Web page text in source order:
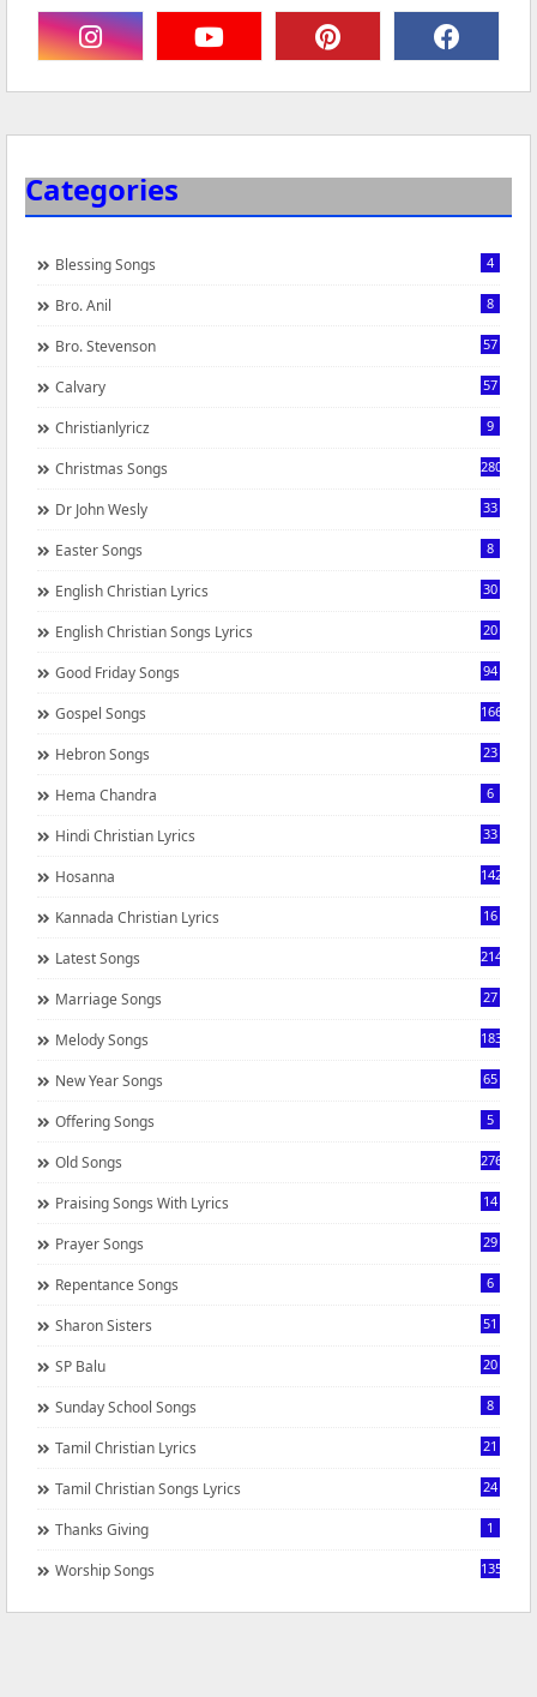
Categories
Blessing Songs 4
Bro. Anil 8
Bro. Stevenson 57
Calvary 57
Christianlyricz 9
Christmas Songs 280
Dr John Wesly 33
Easter Songs 8
English Christian Lyrics 30
English Christian Songs Lyrics 20
Good Friday Songs 94
Gospel Songs 166
Hebron Songs 23
Hema Chandra 6
Hindi Christian Lyrics 33
Hosanna 142
Kannada Christian Lyrics 16
Latest Songs 214
Marriage Songs 27
Melody Songs 183
New Year Songs 65
Offering Songs 5
Old Songs 276
Praising Songs With Lyrics 14
Prayer Songs 29
Repentance Songs 6
Sharon Sisters 51
SP Balu 20
Sunday School Songs 8
Tamil Christian Lyrics 21
Tamil Christian Songs Lyrics 24
Thanks Giving 1
Worship Songs 1350